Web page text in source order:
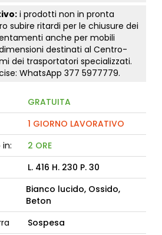
i prodotti non in pronta
subire ritardi per le chiusure dei
anche per mobili
destinati al Centro-
dei trasportatori specializzati.
WhatsApp 377 5977779.
GRATUITA
1 GIORNO LAVORATIVO
2 ORE
L. 416 H. 230 P. 30
Bianco lucido, Ossido,
Beton
Sospesa